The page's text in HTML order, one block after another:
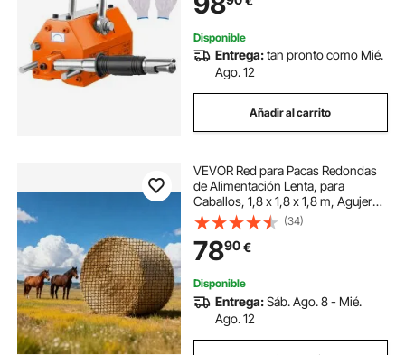
para Manipulación de Materiales
Magnéticos
Disponible
Entrega:tan pronto como Mié.
Ago. 12
Añadir al carrito
VEVOR Red para Pacas Redondas
de Alimentación Lenta, para
Caballos, 1,8 x 1,8 x 1,8 m, Agujeros
38,1 x 38,1 mm, PE, con Bridas,
Lanzadera de Aguja, Hilo de
Reparación y Bolsa de
Almacenamiento
(34)
7890€
Disponible
Entrega:Sáb. Ago. 8 - Mié.
Ago. 12